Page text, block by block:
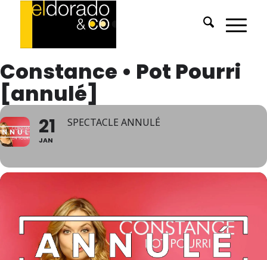
Constance • Pot Pourri
[annulé]
21
JAN
SPECTACLE ANNULÉ